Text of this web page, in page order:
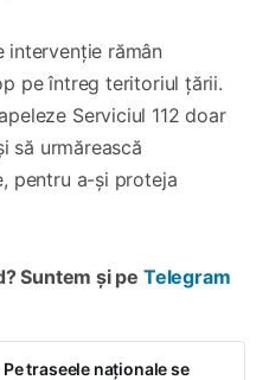
intervenție rămân
pe întreg teritoriul țării.
Serviciul 112 doar
să urmărească
pentru a-și proteja
Suntem și pe Telegram
Pe traseele naționale se